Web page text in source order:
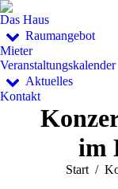
Das Haus
Raumangebot
Mieter
Veranstaltungskalender
Aktuelles
Kontakt
im
Sie
Start